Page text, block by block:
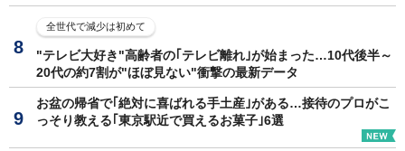
全世代で減少は初めて
"テレビ大好き"高齢者の｢テレビ離れ｣が始まった…10代後半～
20代の約7割が"ほぼ見ない"衝撃の最新データ
お盆の帰省で｢絶対に喜ばれる手土産｣がある…接待のプロがこ
っそり教える｢東京駅近で買えるお菓子｣6選